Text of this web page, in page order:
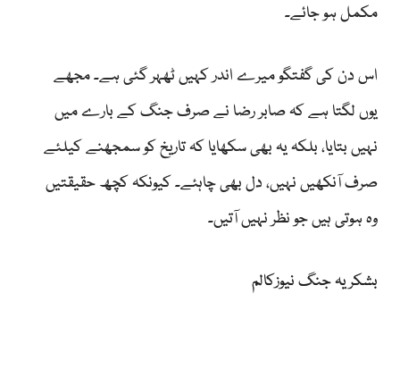
مکمل ہو جائے۔
اس دن کی گفتگو میرے اندر کہیں ٹھہر گئی ہے۔ مجھے
یوں لگتا ہے کہ صابر رضا نے صرف جنگ کے بارے میں
نہیں بتایا، بلکہ یہ بھی سکھایا کہ تاریخ کو سمجھنے کیلئے
صرف آنکھیں نہیں، دل بھی چاہئے۔ کیونکہ کچھ حقیقتیں
وہ ہوتی ہیں جو نظر نہیں آتیں۔
بشکریہ جنگ نیوزکالم